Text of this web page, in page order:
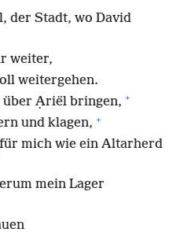
der Stadt, wo David
weiter,
weitergehen.
über Ạriël bringen, +
und klagen, +
mich wie ein Altarherd
mein Lager